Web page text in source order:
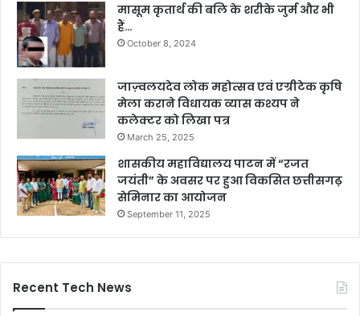
मासूम कृतार्थ की बलि के शरीके जुर्म और भी
हैं…
October 8, 2024
जाज़्वलयदेव लोक महोत्सव एवं एग्रीटेक कृषि
मेला कराने विधायक व्यास कश्यप ने
कलेक्टर को लिखा पत्र
March 25, 2025
शासकीय महाविद्यालय पाटन में “रजत
जयंती” के अवसर पर हुआ विकसित छत्तीसगढ़
सेमिनार का आयोजन
September 11, 2025
Recent Tech News